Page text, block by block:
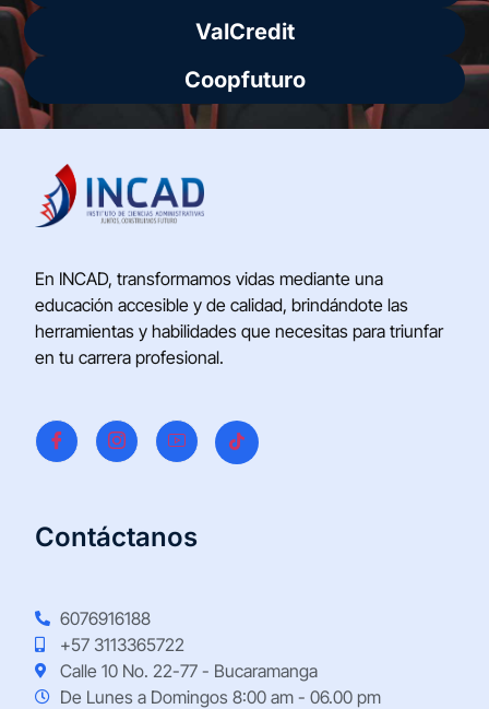
ValCredit
Coopfuturo
En INCAD, transformamos vidas mediante una
educación accesible y de calidad, brindándote las
herramientas y habilidades que necesitas para triunfar
en tu carrera profesional.
Contáctanos
6076916188
+57 3113365722
Calle 10 No. 22-77 - Bucaramanga
De Lunes a Domingos 8:00 am - 06.00 pm